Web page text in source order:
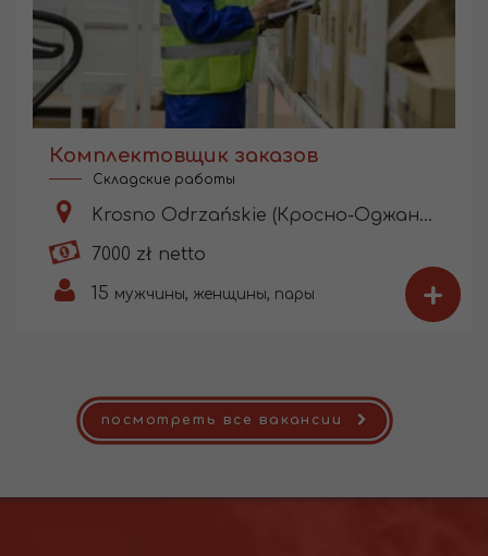
Комплектовщик заказов
Складские работы
Krosno Odrzańskie (Кросно-Оджаньске)
7000 zł netto
15 мужчины, женщины, пары +
посмотреть все вакансии